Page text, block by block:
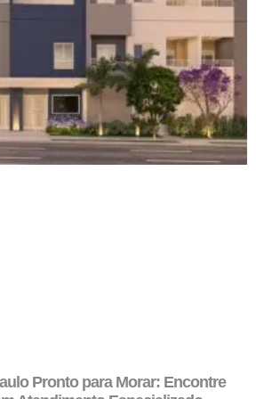
Pronto para Morar: Encontre